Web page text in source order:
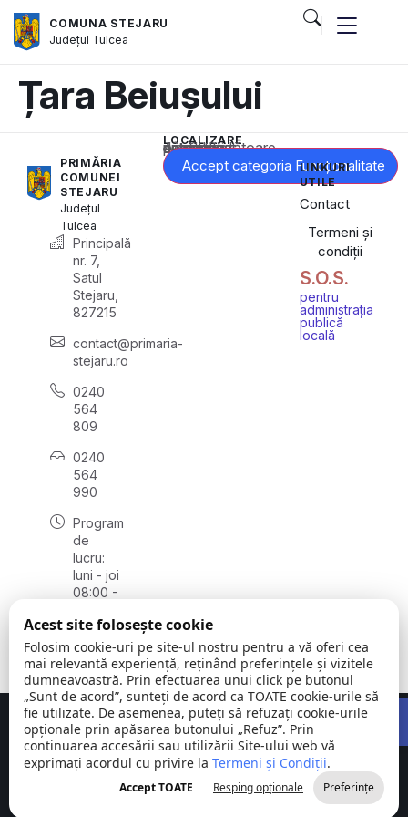
COMUNA STEJARU
Județul Tulcea
Țara Beiușului
PRIMĂRIA
COMUNEI
STEJARU
Județul
Tulcea
Principală
nr. 7,
Satul
Stejaru,
827215
contact@primaria-
stejaru.ro
0240
564
809
0240
564
990
Program
de
lucru:
luni - joi
08:00 -
vineri
08:00 -
14:00
LOCALIZARE
Acest conținut este blocat până când acceptați categoria corespunzătoare de cookie-uri.
Accept categoria Funcționalitate
LINKURI
UTILE
Contact
Termeni și
condiții
S.O.S.
pentru
administrația
publică
locală
Comuna
Stejaru |
județul Tulcea
©
2026
Toate
drepturile
rezervate
Concept realizat deBig Media Relații Publice SRL
Acest site folosește cookie
Folosim cookie-uri pe site-ul nostru pentru a vă oferi cea
mai relevantă experiență, reținând preferințele și vizitele
dumneavoastră. Prin efectuarea unui click pe butonul
„Sunt de acord”, sunteți de acord ca TOATE cookie-urile să
fie utilizate. De asemenea, puteți să refuzați cookie-urile
opționale prin apăsarea butonului „Refuz”. Prin
continuarea accesării sau utilizării Site-ului web vă
exprimați acordul cu privire la Termeni și Condiții.
Accept TOATE Resping opționale Preferințe